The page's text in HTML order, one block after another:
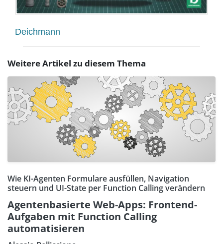
Deichmann
Weitere Artikel zu diesem Thema
Wie KI-Agenten Formulare ausfüllen, Navigation
steuern und UI-State per Function Calling verändern
Agentenbasierte Web-Apps: Frontend-
Aufgaben mit Function Calling
automatisieren